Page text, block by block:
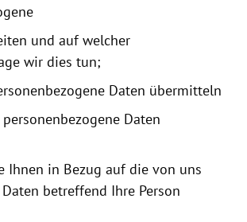
und auf welcher
wir dies tun;
Daten übermitteln
Daten
Ihnen in Bezug auf die von uns
betreffend Ihre Person